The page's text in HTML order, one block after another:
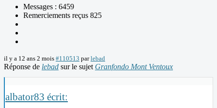
Messages : 6459
Remerciements reçus 825
il y a 12 ans 2 mois #110513 parlebad
Réponse de lebad sur le sujet Granfondo Mont Ventoux
albator83 écrit: